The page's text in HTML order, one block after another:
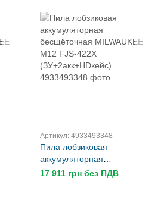
Артикул: 4933493348
Пила лобзиковая
аккумуляторная
бесщёточная MILWAUKEE
17 911 грн без ПДВ